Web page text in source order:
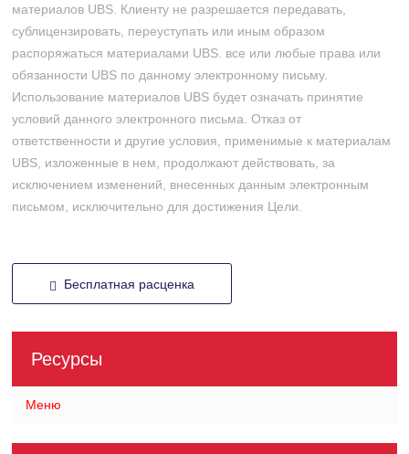
материалов UBS. Клиенту не разрешается передавать,
сублицензировать, переуступать или иным образом
распоряжаться материалами UBS. все или любые права или
обязанности UBS по данному электронному письму.
Использование материалов UBS будет означать принятие
условий данного электронного письма. Отказ от
ответственности и другие условия, применимые к материалам
UBS, изложенные в нем, продолжают действовать, за
исключением изменений, внесенных данным электронным
письмом, исключительно для достижения Цели.
Бесплатная расценка
Ресурсы
Меню